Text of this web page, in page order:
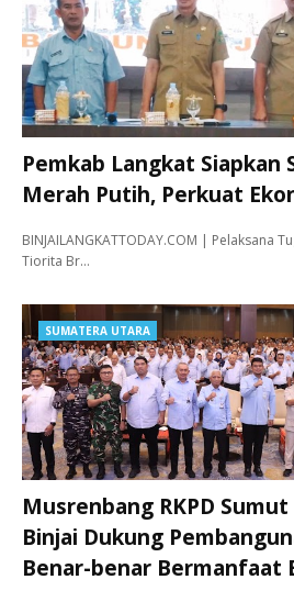
Pemkab Langkat Siapkan
Merah Putih, Perkuat
BINJAILANGKATTODAY.COM | Pelaksana
Tiorita Br…
SUMATERA UTARA
Musrenbang RKPD
Binjai Dukung
Benar-benar Bermanfaat